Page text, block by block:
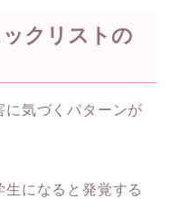
クリストの
に気づくパターンが
になると発覚する